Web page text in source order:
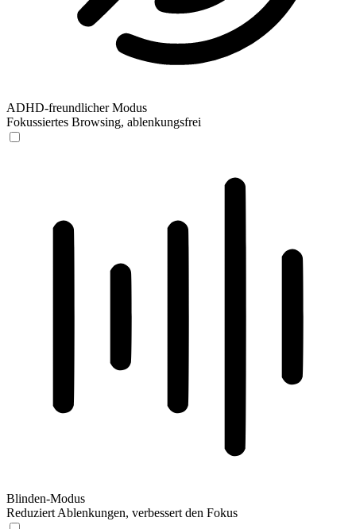
ADHD-freundlicher Modus
Fokussiertes Browsing, ablenkungsfrei
Blinden-Modus
Reduziert Ablenkungen, verbessert den Fokus